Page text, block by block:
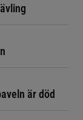
är död